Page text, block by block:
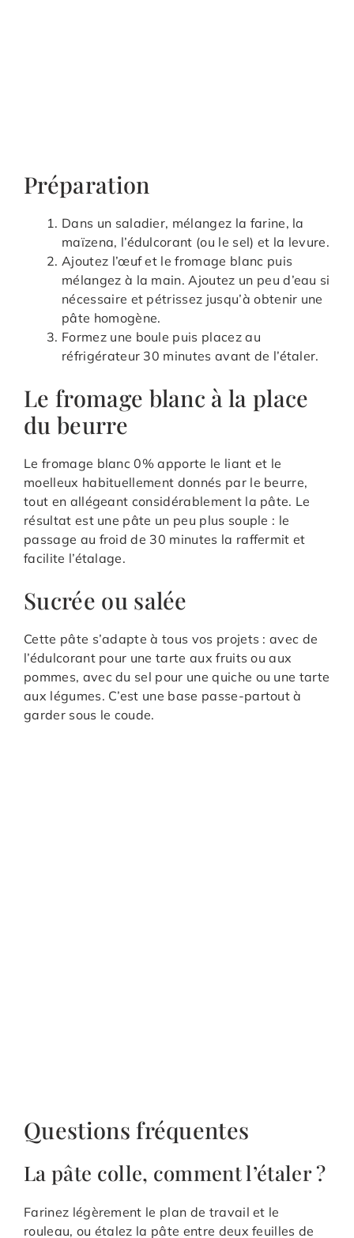
Préparation
Dans un saladier, mélangez la farine, la
maïzena, l’édulcorant (ou le sel) et la levure.
Ajoutez l’œuf et le fromage blanc puis
mélangez à la main. Ajoutez un peu d’eau si
nécessaire et pétrissez jusqu’à obtenir une
pâte homogène.
Formez une boule puis placez au
réfrigérateur 30 minutes avant de l’étaler.
Le fromage blanc à la place
du beurre
Le fromage blanc 0% apporte le liant et le
moelleux habituellement donnés par le beurre,
tout en allégeant considérablement la pâte. Le
résultat est une pâte un peu plus souple : le
passage au froid de 30 minutes la raffermit et
facilite l’étalage.
Sucrée ou salée
Cette pâte s’adapte à tous vos projets : avec de
l’édulcorant pour une tarte aux fruits ou aux
pommes, avec du sel pour une quiche ou une tarte
aux légumes. C’est une base passe-partout à
garder sous le coude.
Questions fréquentes
La pâte colle, comment l’étaler ?
Farinez légèrement le plan de travail et le
rouleau, ou étalez la pâte entre deux feuilles de